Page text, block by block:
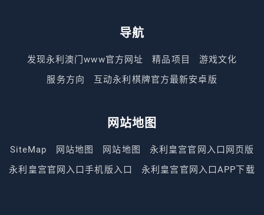
导航
发现永利澳门www官方网址 精品项目
游戏文化
服务方向
互动永利棋牌官方最新安卓版
网站地图
SiteMap 网站地图 网站地图
永利皇宫官网入口网页版
永利皇宫官网入口手机版入口
永利皇宫官网入口APP下载